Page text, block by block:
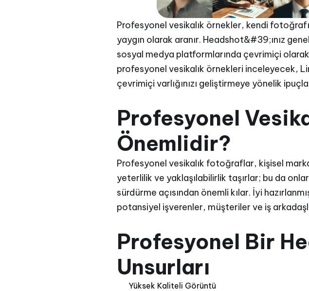
Profesyonel vesikalık örnekler, kendi
yaygın olarak aranır. Headshot&#39;ınız
sosyal medya platformlarında çevrimiçi
profesyonel vesikalık örnekleri inceleyecek,
çevrimiçi varlığınızı geliştirmeye yönelik
Profesyonel
Önemlidir?
Profesyonel vesikalık fotoğraflar, kişisel
yeterlilik ve yaklaşılabilirlik taşırlar; bu da
sürdürme açısından önemli kılar. İyi
potansiyel işverenler, müşteriler ve iş
Profesyonel Bir
Unsurları
Yüksek Kaliteli Görüntü